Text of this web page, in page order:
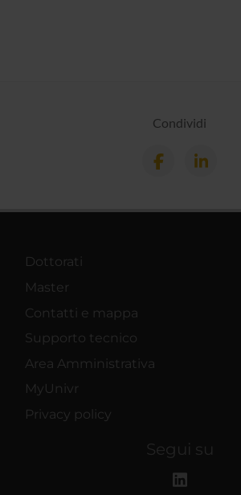
Condividi
Dottorati
Master
Contatti e mappa
Supporto tecnico
Area Amministrativa
MyUnivr
Privacy policy
Segui su